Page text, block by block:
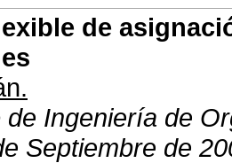
de
de Ingeniería de
Septiembre de